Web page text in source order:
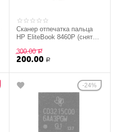
Сканер отпечатка пальца
HP EliteBook 8460P (снятый
300.00 Р
200.00 Р
24%